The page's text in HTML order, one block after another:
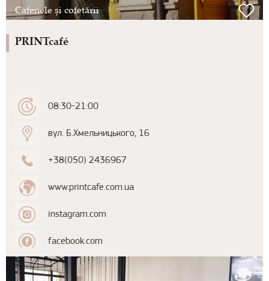
Cafenele și cofetării
PRINTcafé
08:30-21:00
вул. Б.Хмельницького, 16
+38(050) 2436967
www.printcafe.com.ua
instagram.com
facebook.com